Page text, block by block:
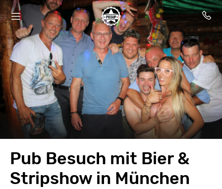
Pub Besuch mit Bier &
Stripshow in München